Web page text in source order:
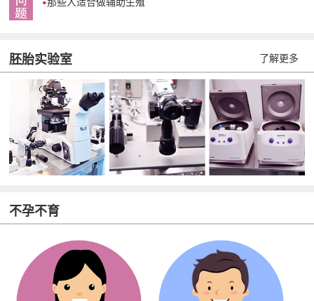
那些人适合做辅助生殖
胚胎实验室 了解更多
不孕不育